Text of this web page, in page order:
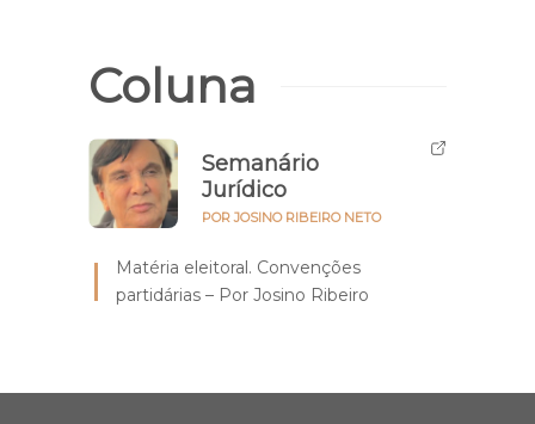
Coluna
Semanário
Jurídico
POR JOSINO RIBEIRO NETO
Matéria eleitoral. Convenções
partidárias – Por Josino Ribeiro